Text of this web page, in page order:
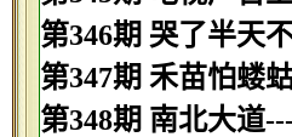
第346期 哭了半天
第347期 禾苗怕蝼
第348期 南北大道